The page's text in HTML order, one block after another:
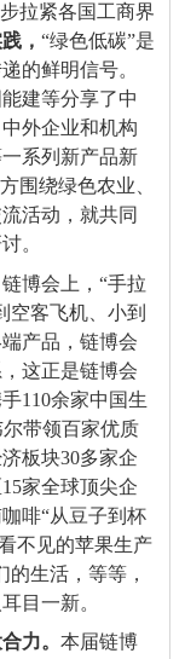
拉紧各国工商界
， “绿色低碳”是
的鲜明信号。
建等分享了中
外企业和机构
系列新产品新
围绕绿色农业、
活动，就共同
。
链博会上， “手拉
空客飞机、小到
产品，链博会
这正是链博会
110余家中国生
带领百家优质
板块30多家企
15家全球顶尖企
啡“从豆子到杯
不见的苹果生产
的生活，等等，
目一新。
力。 本届链博